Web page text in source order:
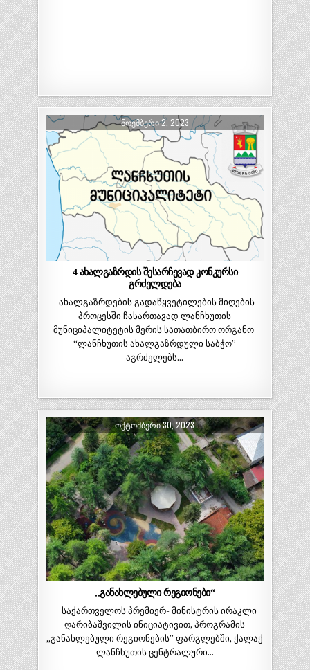
ᲜᲝᲔᲛᲑᲔᲠᲘ 2, 2023
4 ახალგაზრდის შესარჩევად კონკურსი
გრძელდება
ახალგაზრდების გადაწყვეტილების მიღების
პროცესში ჩასართავად ლანჩხუთის
მუნიციპალიტეტის მერის სათათბირო ორგანო
“ლანჩხუთის ახალგაზრდული საბჭო”
აგრძელებს…
ᲝᲥᲢᲝᲛᲑᲔᲠᲘ 30, 2023
,,განახლებული რეგიონები“
საქართველოს პრემიერ- მინისტრის ირაკლი
ღარიბაშვილის ინიციატივით, პროგრამის
,,განახლებული რეგიონების” ფარგლებში, ქალაქ
ლანჩხუთის ცენტრალური…